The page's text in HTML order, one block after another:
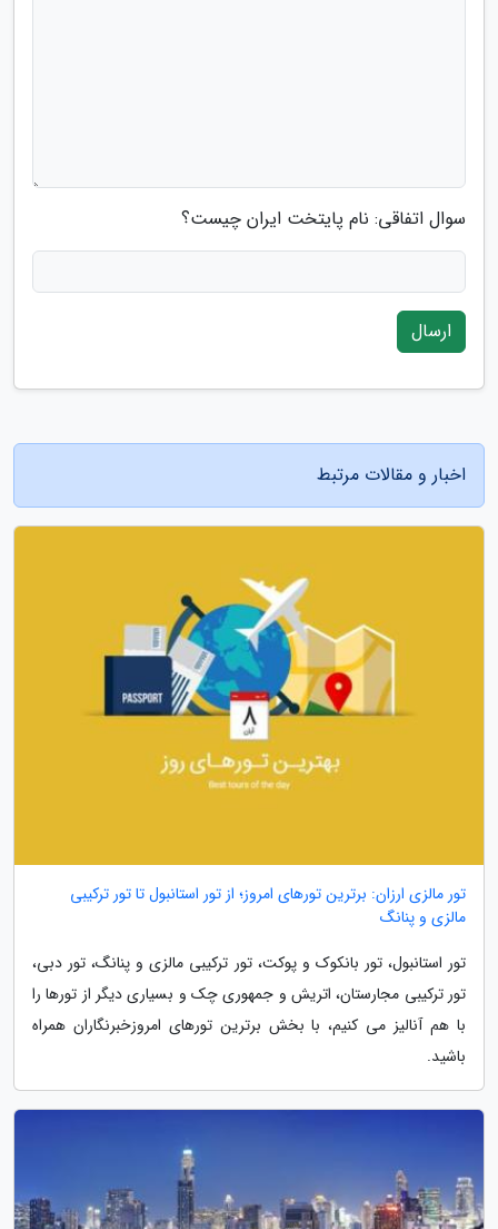
سوال اتفاقی: نام پایتخت ایران چیست؟
ارسال
اخبار و مقالات مرتبط
تور مالزی ارزان: برترین تورهای امروز؛ از تور استانبول تا تور ترکیبی
مالزی و پنانگ
تور استانبول، تور بانکوک و پوکت، تور ترکیبی مالزی و پنانگ، تور دبی،
تور ترکیبی مجارستان، اتریش و جمهوری چک و بسیاری دیگر از تورها را
با هم آنالیز می کنیم، با بخش برترین تورهای امروزخبرنگاران همراه
باشید.